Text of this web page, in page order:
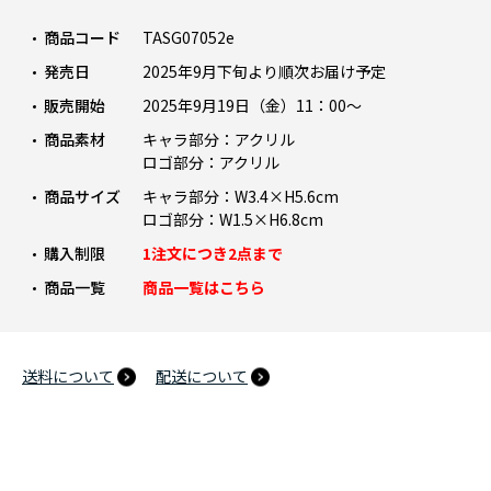
商品コード
TASG07052e
発売日
2025年9月下旬より順次お届け予定
販売開始
2025年9月19日（金）11：00～
商品素材
キャラ部分：アクリル
ロゴ部分：アクリル
商品サイズ
キャラ部分：W3.4×H5.6cm
ロゴ部分：W1.5×H6.8cm
購入制限
1注文につき2点まで
商品一覧
商品一覧はこちら
送料について 配送について